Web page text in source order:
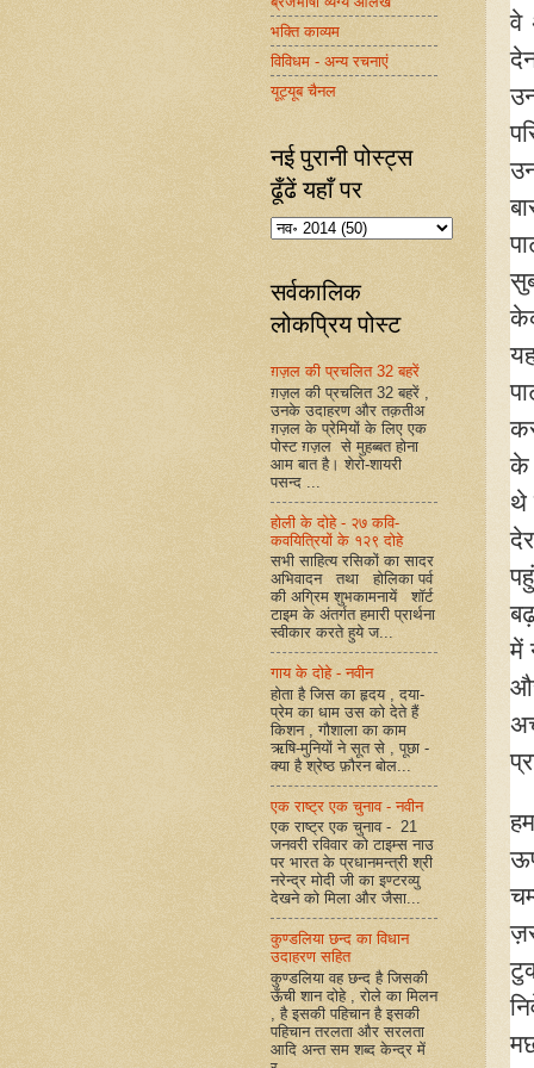
वे
के
थे
में
भक्ति काव्यम
विविधम - अन्य रचनाएं
यूट्यूब चैनल
नई पुरानी पोस्ट्स
ढूँढें यहाँ पर
सर्वकालिक
लोकप्रिय पोस्ट
ग़ज़ल की प्रचलित 32 बहरें
ग़ज़ल की प्रचलित 32 बहरें ,
उनके उदाहरण और तक़तीअ
ग़ज़ल के प्रेमियों के लिए एक
पोस्ट ग़ज़ल से मुहब्बत होना
आम बात है। शेरो-शायरी
पसन्द ...
होली के दोहे - २७ कवि-
कवयित्रियों के १२९ दोहे
सभी साहित्य रसिकों का सादर
अभिवादन तथा होलिका पर्व
की अग्रिम शुभकामनायें शॉर्ट
टाइम के अंतर्गत हमारी प्रार्थना
स्वीकार करते हुये ज...
गाय के दोहे - नवीन
होता है जिस का हृदय , दया-
प्रेम का धाम उस को देते हैं
किशन , गौशाला का काम
ऋषि-मुनियों ने सूत से , पूछा -
क्या है श्रेष्ठ फ़ौरन बोल...
एक राष्ट्र एक चुनाव - नवीन
एक राष्ट्र एक चुनाव - 21
जनवरी रविवार को टाइम्स नाउ
पर भारत के प्रधानमन्त्री श्री
नरेन्द्र मोदी जी का इण्टरव्यु
देखने को मिला और जैसा...
कुण्डलिया छन्द का विधान
उदाहरण सहित
कुण्डलिया वह छन्द है जिसकी
ऊँची शान दोहे , रोले का मिलन
, है इसकी पहिचान है इसकी
पहिचान तरलता और सरलता
आदि अन्त सम शब्द केन्द्र में